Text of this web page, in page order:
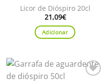
aos
favoritos
Licor de Dióspiro 20cl
21,09€
Adicionar